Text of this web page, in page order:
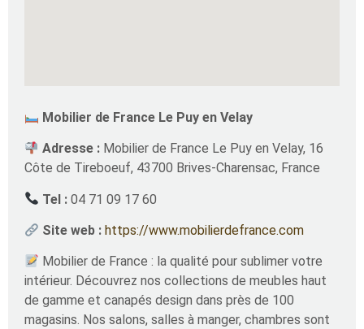
Mobilier de France Le Puy en Velay
Adresse : Mobilier de France Le Puy en Velay, 16
Côte de Tireboeuf, 43700 Brives-Charensac, France
Tel : 04 71 09 17 60
Site web : https://www.mobilierdefrance.com
Mobilier de France : la qualité pour sublimer votre
intérieur. Découvrez nos collections de meubles haut
de gamme et canapés design dans près de 100
magasins. Nos salons, salles à manger, chambres sont